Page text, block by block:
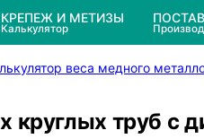
КРЕПЕЖ И МЕТИЗЫ
Калькулятор
веса медного
круглых труб с